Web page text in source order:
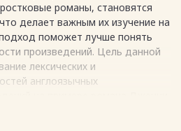
после покупки
романы, становятся
делает важным их изучение на
поможет лучше понять
произведений. Цель данной
лексических и
англоязычных
я любила».